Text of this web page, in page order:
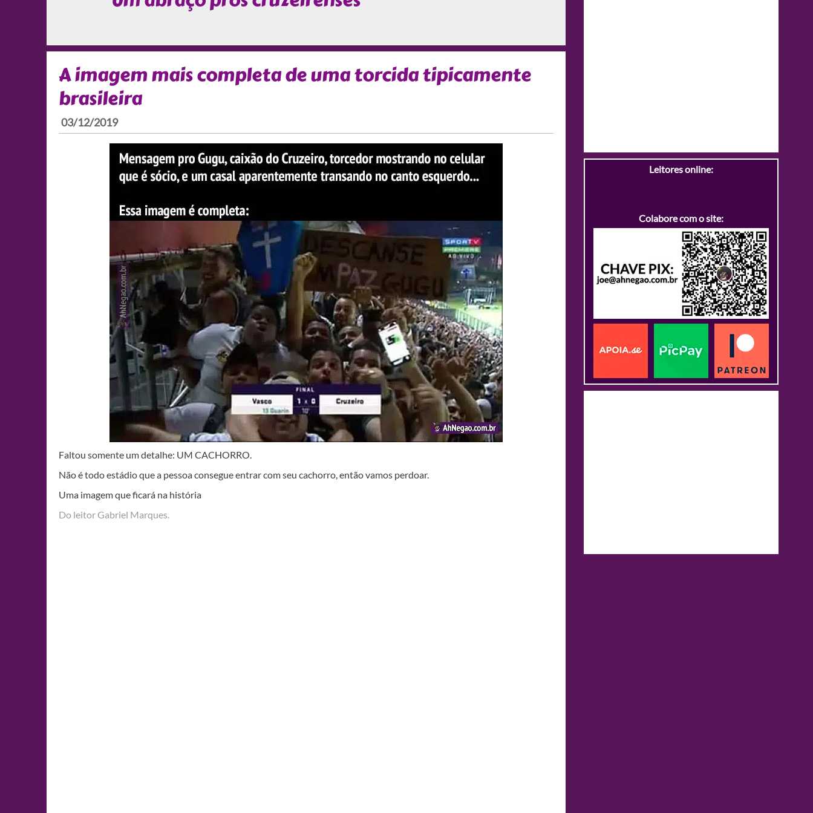
A imagem mais completa de uma torcida tipicamente
brasileira
03/12/2019
Faltou somente um detalhe: UM CACHORRO.
Não é todo estádio que a pessoa consegue entrar com seu cachorro, então vamos perdoar.
Uma imagem que ficará na história
Do leitor Gabriel Marques.
Leitores online:
Colabore com o site: